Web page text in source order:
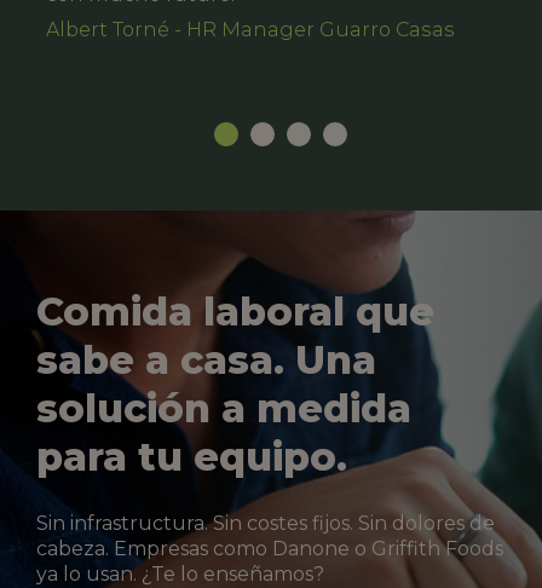
Albert Torné - HR Manager Guarro Casas
Comida laboral que
sabe a casa. Una
solución a medida
para tu equipo.
Sin infrastructura. Sin costes fijos. Sin dolores de
cabeza. Empresas como Danone o Griffith Foods
ya lo usan. ¿Te lo enseñamos?